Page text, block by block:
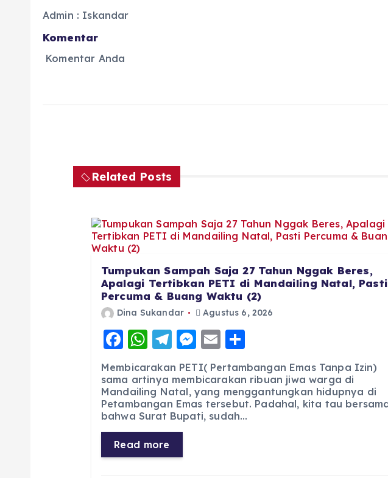
Admin : Iskandar
Komentar
Komentar Anda
Related Posts
Tumpukan Sampah Saja 27 Tahun Nggak Beres,
Apalagi Tertibkan PETI di Mandailing Natal, Pasti
Percuma & Buang Waktu (2)
Dina Sukandar Agustus 6, 2026
F
a
c
e
b
o
o
W
h
a
ts
A
p
p
T
el
e
g
r
a
m
M
e
ss
e
n
E
m
ai
l
h
a
re
Membicarakan PETI( Pertambangan Emas Tanpa Izin)
sama artinya membicarakan ribuan jiwa warga di
Mandailing Natal, yang menggantungkan hidupnya di
Petambangan Emas tersebut. Padahal, kita tau
bahwa Surat Bupati, sudah…
Read more